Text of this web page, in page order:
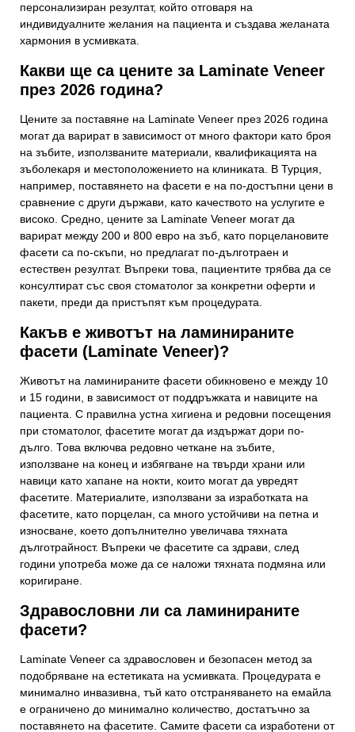
персонализиран резултат, който отговаря на
индивидуалните желания на пациента и създава желаната
хармония в усмивката.
Какви ще са цените за Laminate Veneer
през 2026 година?
Цените за поставяне на Laminate Veneer през 2026 година
могат да варират в зависимост от много фактори като броя
на зъбите, използваните материали, квалификацията на
зъболекаря и местоположението на клиниката. В Турция,
например, поставянето на фасети е на по-достъпни цени в
сравнение с други държави, като качеството на услугите е
високо. Средно, цените за Laminate Veneer могат да
варират между 200 и 800 евро на зъб, като порцелановите
фасети са по-скъпи, но предлагат по-дълготраен и
естествен резултат. Въпреки това, пациентите трябва да се
консултират със своя стоматолог за конкретни оферти и
пакети, преди да пристъпят към процедурата.
Какъв е животът на ламинираните
фасети (Laminate Veneer)?
Животът на ламинираните фасети обикновено е между 10
и 15 години, в зависимост от поддръжката и навиците на
пациента. С правилна устна хигиена и редовни посещения
при стоматолог, фасетите могат да издържат дори по-
дълго. Това включва редовно четкане на зъбите,
използване на конец и избягване на твърди храни или
навици като хапане на нокти, които могат да увредят
фасетите. Материалите, използвани за изработката на
фасетите, като порцелан, са много устойчиви на петна и
износване, което допълнително увеличава тяхната
дълготрайност. Въпреки че фасетите са здрави, след
години употреба може да се наложи тяхната подмяна или
коригиране.
Здравословни ли са ламинираните
фасети?
Laminate Veneer са здравословен и безопасен метод за
подобряване на естетиката на усмивката. Процедурата е
минимално инвазивна, тъй като отстраняването на емайла
е ограничено до минимално количество, достатъчно за
поставянето на фасетите. Самите фасети са изработени от
Вашето име и фамилия
Вашият телефонен номер